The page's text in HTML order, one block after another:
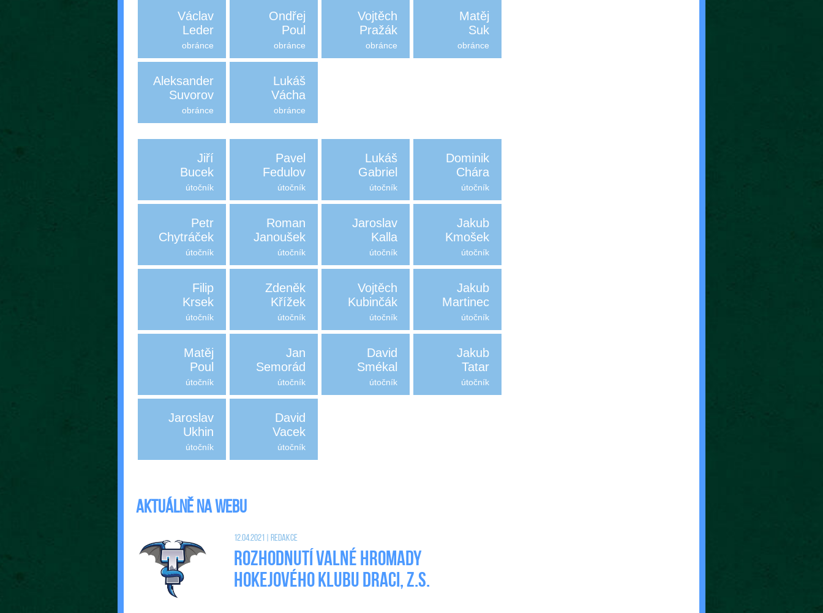
Václav
Leder
obránce
Ondřej
Poul
obránce
Vojtěch
Pražák
obránce
Matěj
Suk
obránce
Aleksander
Suvorov
obránce
Lukáš
Vácha
obránce
Jiří
Bucek
útočník
Pavel
Fedulov
útočník
Lukáš
Gabriel
útočník
Dominik
Chára
útočník
Petr
Chytráček
útočník
Roman
Janoušek
útočník
Jaroslav
Kalla
útočník
Jakub
Kmošek
útočník
Filip
Krsek
útočník
Zdeněk
Křížek
útočník
Vojtěch
Kubinčák
útočník
Jakub
Martinec
útočník
Matěj
Poul
útočník
Jan
Semorád
útočník
David
Smékal
útočník
Jakub
Tatar
útočník
Jaroslav
Ukhin
útočník
David
Vacek
útočník
Aktuálně na webu
12.04.2021 | Redakce
Rozhodnutí valné hromady
Hokejového klubu DRACI, z.s.